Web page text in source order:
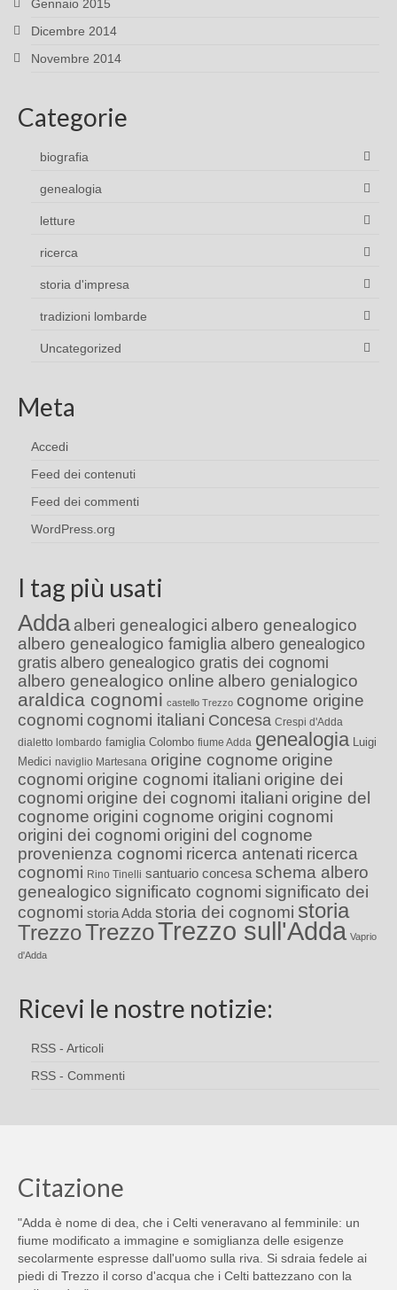
Gennaio 2015
Dicembre 2014
Novembre 2014
Categorie
biografia
genealogia
letture
ricerca
storia d'impresa
tradizioni lombarde
Uncategorized
Meta
Accedi
Feed dei contenuti
Feed dei commenti
WordPress.org
I tag più usati
Adda alberi genealogici albero genealogico
albero genealogico famiglia albero genealogico
gratis albero genealogico gratis dei cognomi
albero genealogico online albero genialogico
araldica cognomi castello Trezzo cognome origine
cognomi cognomi italiani Concesa Crespi d'Adda
dialetto lombardo famiglia Colombo fiume Adda genealogia Luigi
Medici naviglio Martesana origine cognome origine
cognomi origine cognomi italiani origine dei
cognomi origine dei cognomi italiani origine del
cognome origini cognome origini cognomi
origini dei cognomi origini del cognome
provenienza cognomi ricerca antenati ricerca
cognomi Rino Tinelli santuario concesa schema albero
genealogico significato cognomi significato dei
cognomi storia Adda storia dei cognomi storia
TrezzoTrezzoTrezzo sull'Adda Vaprio
d'Adda
Ricevi le nostre notizie:
RSS - Articoli
RSS - Commenti
Citazione
"Adda è nome di dea, che i Celti veneravano al femminile: un
fiume modificato a immagine e somiglianza delle esigenze
secolarmente espresse dall'uomo sulla riva. Si sdraia fedele ai
piedi di Trezzo il corso d'acqua che i Celti battezzano con la